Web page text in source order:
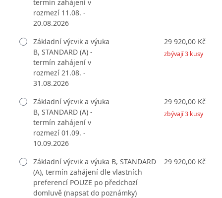
termín zahájení v
rozmezí 11.08. -
20.08.2026
Základní výcvik a výuka
B, STANDARD (A) -
termín zahájení v
rozmezí 21.08. -
31.08.2026
zbývají 3 kusy
29 920,00 Kč
Základní výcvik a výuka
B, STANDARD (A) -
termín zahájení v
rozmezí 01.09. -
10.09.2026
zbývají 3 kusy
29 920,00 Kč
Základní výcvik a výuka B, STANDARD
(A), termín zahájení dle vlastních
preferencí POUZE po předchozí
domluvě (napsat do poznámky)
29 920,00 Kč